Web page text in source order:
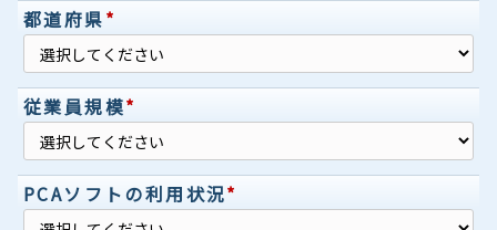
都道府県*
従業員規模*
PCAソフトの利用状況*